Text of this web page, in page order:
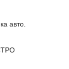
авто.